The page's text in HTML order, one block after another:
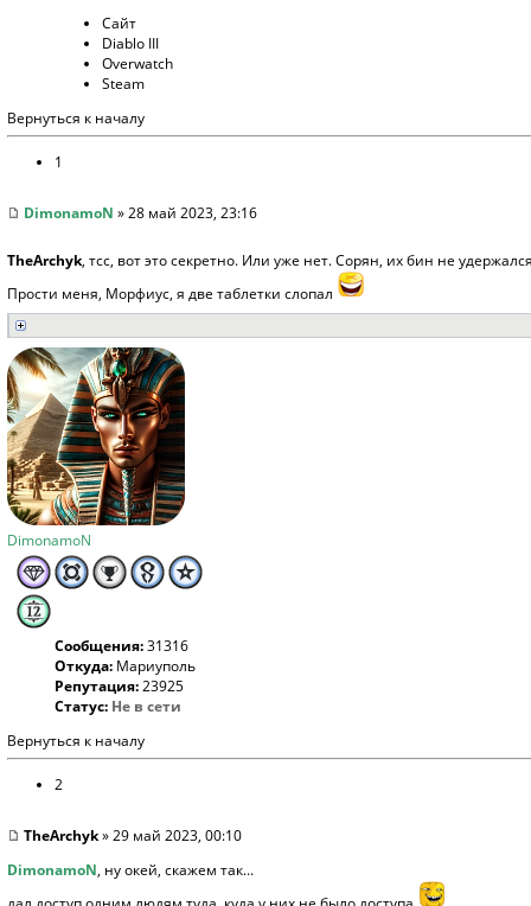
Сайт
Diablo III
Overwatch
Steam
Вернуться к началу
1
DimonamoN » 28 май 2023, 23:16
TheArchyk, тсс, вот это секретно. Или уже нет. Сорян, их бин не
Прости меня, Морфиус, я две таблетки слопал
DimonamoN
Сообщения:31316
Откуда: Мариуполь
Репутация:23925
Статус: Не в сети
Вернуться к началу
2
TheArchyk» 29 май 2023, 00:10
DimonamoN, ну окей, скажем так...